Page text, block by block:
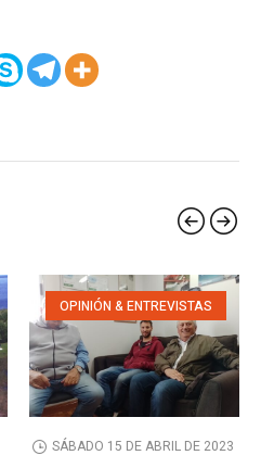
OPINIÓN & ENTREVISTAS
SÁBADO 15 DE ABRIL DE 2023